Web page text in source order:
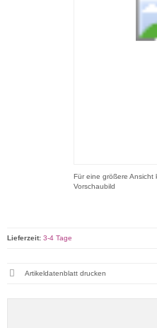
Für eine größere Ansicht
Vorschaubild
Lieferzeit: 3-4 Tage
Artikeldatenblatt drucken